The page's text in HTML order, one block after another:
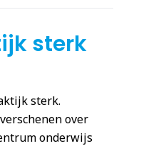
sterk
sterk.
over
onderwijs